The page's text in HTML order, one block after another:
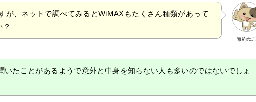
節約ねこ
が、ネットで調べてみるとWiMAXもたくさん種類があって
？
いたことがあるようで意外と中身を知らない人も多いのではないでしょ